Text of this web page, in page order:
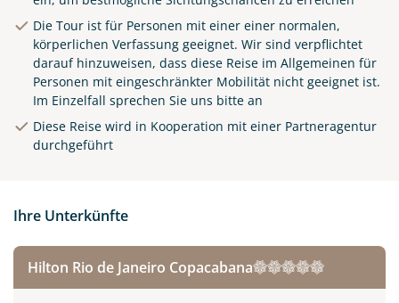
Die Tour ist für Personen mit einer einer normalen,
körperlichen Verfassung geeignet. Wir sind verpflichtet
darauf hinzuweisen, dass diese Reise im Allgemeinen für
Personen mit eingeschränkter Mobilität nicht geeignet ist.
Im Einzelfall sprechen Sie uns bitte an
Diese Reise wird in Kooperation mit einer Partneragentur
durchgeführt
Ihre Unterkünfte
Hilton Rio de Janeiro Copacabana